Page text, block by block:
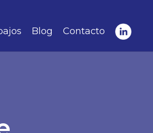
Blog Contacto